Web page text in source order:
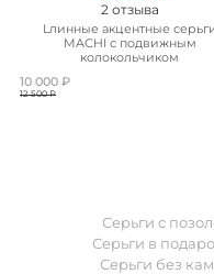
2 отзыва
Lлинные акцентные
MACHI с подвижным
колокольчиком
10 000 ₽
12 500 ₽
Серьги с
Серьги в
Серьги без